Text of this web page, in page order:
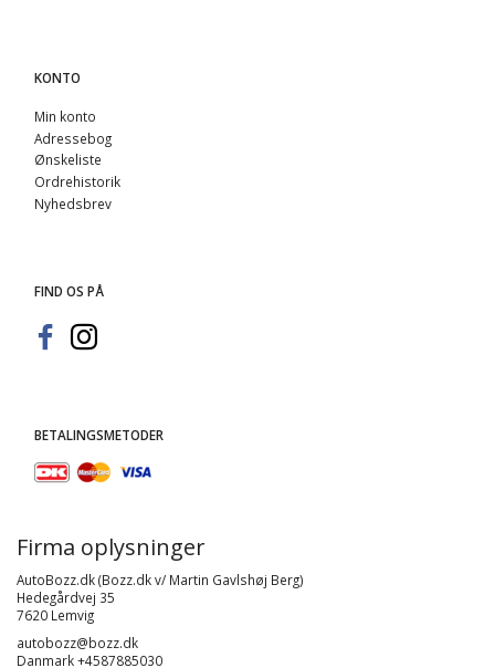
KONTO
Min konto
Adressebog
Ønskeliste
Ordrehistorik
Nyhedsbrev
FIND OS PÅ
BETALINGSMETODER
Firma oplysninger
AutoBozz.dk (Bozz.dk v/ Martin Gavlshøj Berg)
Hedegårdvej 35
7620 Lemvig
autobozz@bozz.dk
Danmark +4587885030